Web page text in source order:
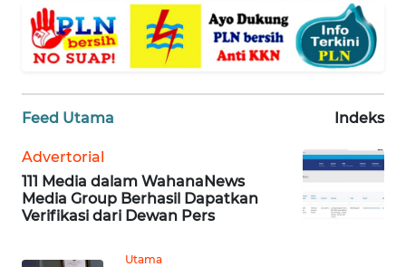
Feed Utama Indeks
Advertorial
111 Media dalam WahanaNews
Media Group Berhasil Dapatkan
Verifikasi dari Dewan Pers
Utama
KAMI
PEDOMAN
SIBER
KARIR